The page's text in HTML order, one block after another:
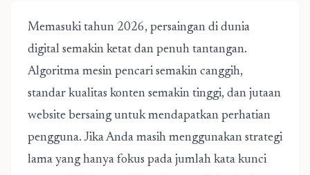
Memasuki tahun 2026, persaingan di dunia
digital semakin ketat dan penuh tantangan.
Algoritma mesin pencari semakin canggih,
standar kualitas konten semakin tinggi, dan jutaan
website bersaing untuk mendapatkan perhatian
pengguna. Jika Anda masih menggunakan strategi
lama yang hanya fokus pada jumlah kata kunci